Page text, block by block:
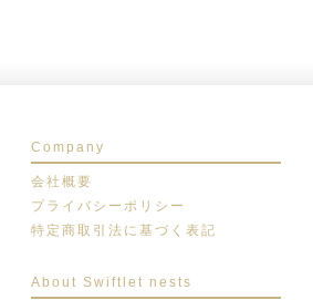
Company
会社概要
プライバシーポリシー
特定商取引法に基づく表記
About Swiftlet nests